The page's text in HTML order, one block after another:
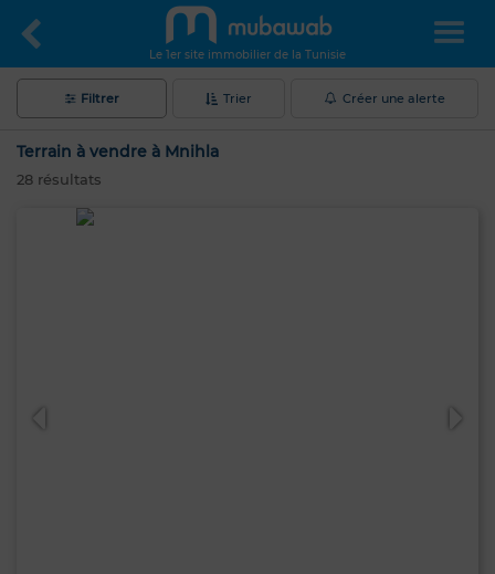
Le 1er site immobilier de la Tunisie
Filtrer Trier Créer une alerte
Terrain à vendre à Mnihla
28 résultats